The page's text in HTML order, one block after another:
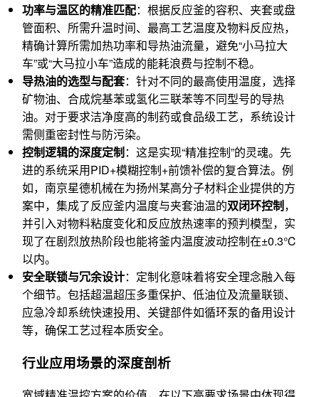
功率与温区的精准匹配：根据反应釜的容积、夹套或盘
管面积、所需升温时间、最高工艺温度及物料反应热，
精确计算所需加热功率和导热油流量，避免“小马拉大
车”或“大马拉小车”造成的能耗浪费与控制不稳。
导热油的选型与配套：针对不同的最高使用温度，选择
矿物油、合成烷基苯或氢化三联苯等不同型号的导热
油。对于要求洁净度高的制药或食品级工艺，系统设计
需侧重密封性与防污染。
控制逻辑的深度定制：这是实现“精准控制”的灵魂。先
进的系统采用PID+模糊控制+前馈补偿的复合算法。例
如，南京星德机械在为扬州某高分子材料企业提供的方
案中，集成了反应釜内温度与夹套油温的双闭环控制，
并引入对物料粘度变化和反应放热速率的预判模型，实
现了在剧烈放热阶段也能将釜内温度波动控制在±0.3℃
以内。
安全联锁与冗余设计：定制化意味着将安全理念融入每
个细节。包括超温超压多重保护、低油位及流量联锁、
应急冷却系统快速投用、关键部件如循环泵的备用设计
等，确保工艺过程本质安全。
行业应用场景的深度剖析